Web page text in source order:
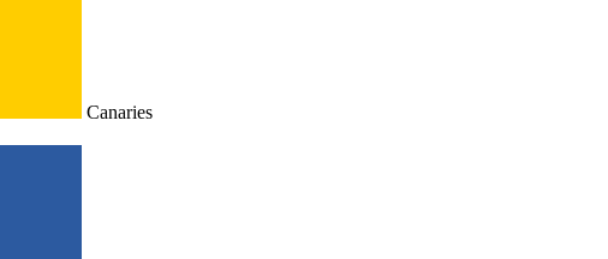
Canaries